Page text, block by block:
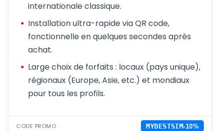
internationale classique.
Installation ultra-rapide via QR code,
fonctionnelle en quelques secondes après
achat.
Large choix de forfaits : locaux (pays unique),
régionaux (Europe, Asie, etc.) et mondiaux
pour tous les profils.
CODE PROMO MYBESTSIM-10%